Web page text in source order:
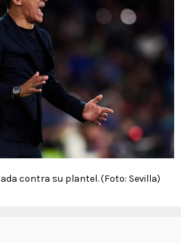
contra su plantel. (Foto: Sevilla)